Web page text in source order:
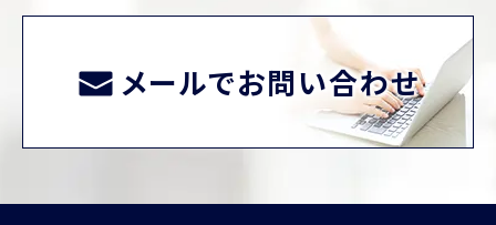
メールでお問い合わせ